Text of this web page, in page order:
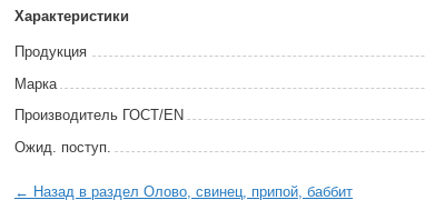
Характеристики
Продукция
Марка
Произво­дитель ГОСТ/EN
Ожид. поступ.
← Назад в раздел Олово, свинец, припой, баббит